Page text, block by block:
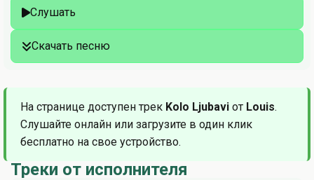
Слушать
Скачать песню
На странице доступен трек Kolo Ljubavi от Louis.
Слушайте онлайн или загрузите в один клик
бесплатно на свое устройство.
Треки от исполнителя